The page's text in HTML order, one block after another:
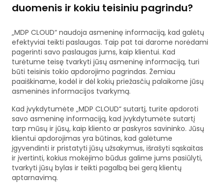
duomenis ir kokiu teisiniu pagrindu?
„MDP CLOUD“ naudoja asmeninę informaciją, kad galėtų
efektyviai teikti paslaugas. Taip pat tai darome norėdami
pagerinti savo paslaugas jums, kaip klientui. Kad
turėtume teisę tvarkyti jūsų asmeninę informaciją, turi
būti teisinis tokio apdorojimo pagrindas. Žemiau
paaiškiname, kodėl ir dėl kokių priežasčių palaikome jūsų
asmeninės informacijos tvarkymą.
Kad įvykdytumėte „MDP CLOUD“ sutartį, turite apdoroti
savo asmeninę informaciją, kad įvykdytumėte sutartį
tarp mūsų ir jūsų, kaip kliento ar paskyros savininko. Jūsų
klientui apdorojimas yra būtinas, kad galėtume
įgyvendinti ir pristatyti jūsų užsakymus, išrašyti sąskaitas
ir įvertinti, kokius mokėjimo būdus galime jums pasiūlyti,
tvarkyti jūsų bylas ir teikti pagalbą bei gerą klientų
aptarnavimą.